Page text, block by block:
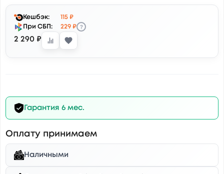
Кешбэк:
115 ₽
При СБП:
229 ₽ ?
2 290 ₽
Гарантия 6 мес.
Оплату принимаем
Наличными